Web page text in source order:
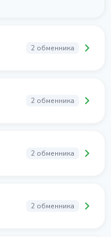
2 обменника
2 обменника
2 обменника
2 обменника